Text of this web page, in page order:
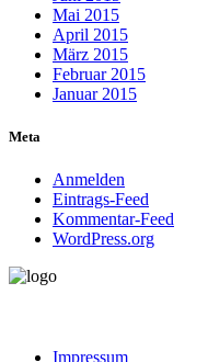
Mai 2015
April 2015
März 2015
Februar 2015
Januar 2015
Meta
Anmelden
Eintrags-Feed
Kommentar-Feed
WordPress.org
Impressum